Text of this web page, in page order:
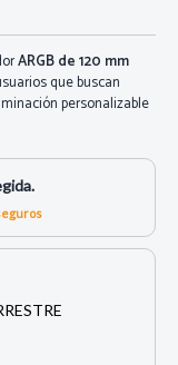
ARGB de 120 mm
que buscan
personalizable